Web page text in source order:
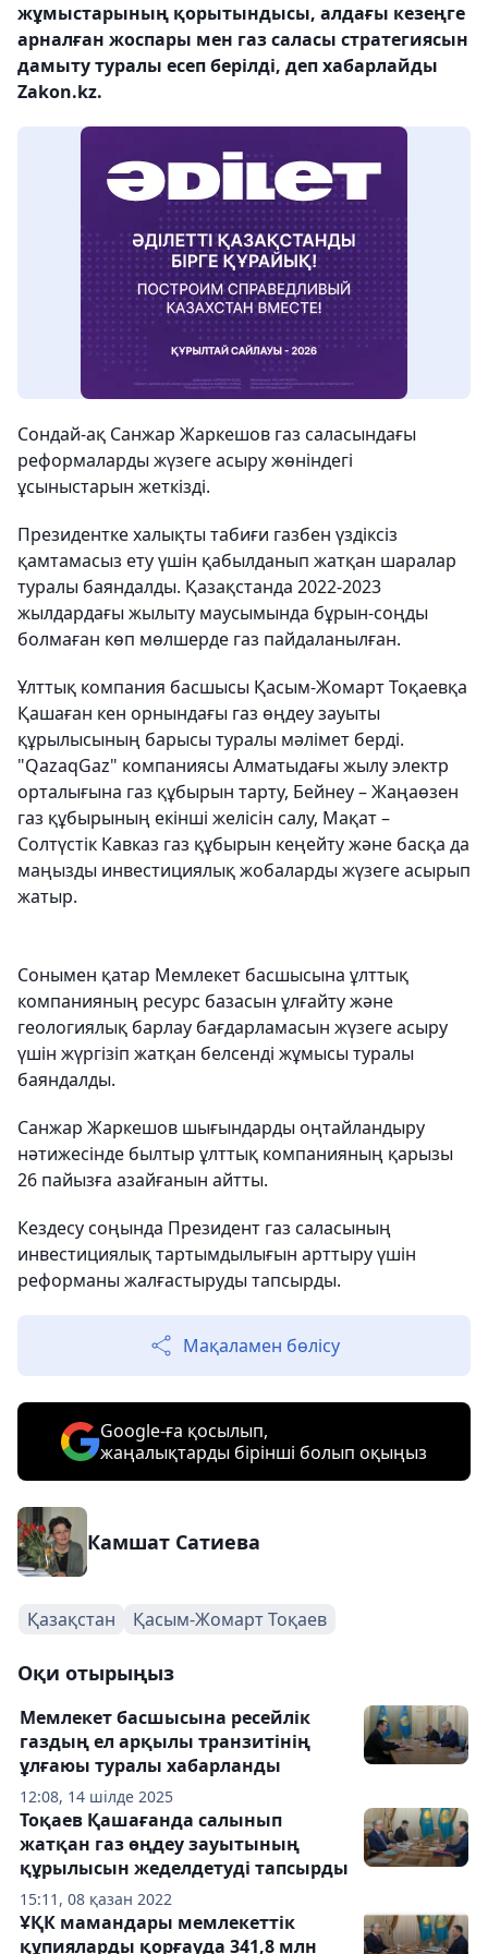
жұмыстарының қорытындысы, алдағы кезеңге
арналған жоспары мен газ саласы стратегиясын
дамыту туралы есеп берілді, деп хабарлайды
Zakon.kz.
Сондай-ақ Санжар Жаркешов газ саласындағы
реформаларды жүзеге асыру жөніндегі
ұсыныстарын жеткізді.
Президентке халықты табиғи газбен үздіксіз
қамтамасыз ету үшін қабылданып жатқан шаралар
туралы баяндалды. Қазақстанда 2022-2023
жылдардағы жылыту маусымында бұрын-соңды
болмаған көп мөлшерде газ пайдаланылған.
Ұлттық компания басшысы Қасым-Жомарт Тоқаевқа
Қашаған кен орнындағы газ өңдеу зауыты
құрылысының барысы туралы мәлімет берді.
"QazaqGaz" компаниясы Алматыдағы жылу электр
орталығына газ құбырын тарту, Бейнеу – Жаңаөзен
газ құбырының екінші желісін салу, Мақат –
Солтүстік Кавказ газ құбырын кеңейту және басқа да
маңызды инвестициялық жобаларды жүзеге асырып
жатыр.
Сонымен қатар Мемлекет басшысына ұлттық
компанияның ресурс базасын ұлғайту және
геологиялық барлау бағдарламасын жүзеге асыру
үшін жүргізіп жатқан белсенді жұмысы туралы
баяндалды.
Санжар Жаркешов шығындарды оңтайландыру
нәтижесінде былтыр ұлттық компанияның қарызы
26 пайызға азайғанын айтты.
Кездесу соңында Президент газ саласының
инвестициялық тартымдылығын арттыру үшін
реформаны жалғастыруды тапсырды.
Мақаламен бөлісу
Google-ға қосылып,
жаңалықтарды бірінші болып оқыңыз
Камшат Сатиева
Қазақстан Қасым-Жомарт Тоқаев
Оқи отырыңыз
12:08, 14 шілде 2025
Мемлекет басшысына ресейлік
газдың ел арқылы транзитінің
ұлғаюы туралы хабарланды
15:11, 08 қазан 2022
Тоқаев Қашағанда салынып
жатқан газ өңдеу зауытының
құрылысын жеделдетуді тапсырды
ҰҚК мамандары мемлекеттік
құпияларды қорғауда 341,8 млн